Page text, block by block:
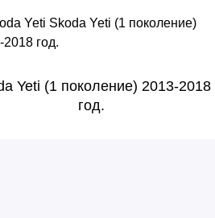
Yeti (1 поколение) 2013-2018
год.